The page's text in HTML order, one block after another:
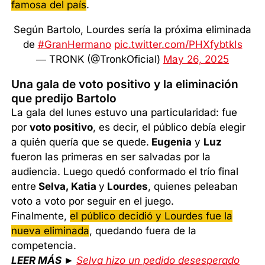
famosa del país.
Según Bartolo, Lourdes sería la próxima eliminada
de #GranHermano pic.twitter.com/PHXfybtkIs
— TRONK (@TronkOficial) May 26, 2025
Una gala de voto positivo y la eliminación
que predijo Bartolo
La gala del lunes estuvo una particularidad: fue
porvoto positivo, es decir, el público debía elegir
a quién quería que se quede. Eugenia y Luz
fueron las primeras en ser salvadas por la
audiencia. Luego quedó conformado el trío final
entre Selva, Katiay Lourdes, quienes peleaban
voto a voto por seguir en el juego.
Finalmente,el público decidió y Lourdes fue la
nueva eliminada, quedando fuera de la
competencia.
LEER MÁS ►Selva hizo un pedido desesperado